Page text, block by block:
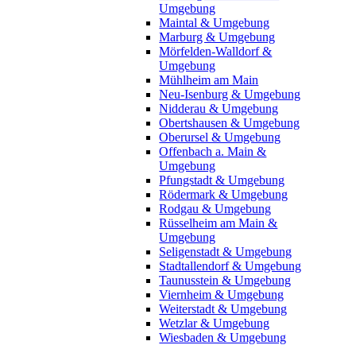
Umgebung
Maintal & Umgebung
Marburg & Umgebung
Mörfelden-Walldorf &
Umgebung
Mühlheim am Main
Neu-Isenburg & Umgebung
Nidderau & Umgebung
Obertshausen & Umgebung
Oberursel & Umgebung
Offenbach a. Main &
Umgebung
Pfungstadt & Umgebung
Rödermark & Umgebung
Rodgau & Umgebung
Rüsselheim am Main &
Umgebung
Seligenstadt & Umgebung
Stadtallendorf & Umgebung
Taunusstein & Umgebung
Viernheim & Umgebung
Weiterstadt & Umgebung
Wetzlar & Umgebung
Wiesbaden & Umgebung